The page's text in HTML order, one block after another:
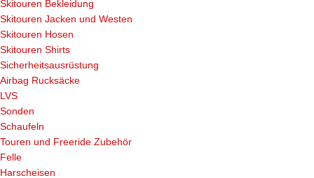
Skitouren Bekleidung
Skitouren Jacken und Westen
Skitouren Hosen
Skitouren Shirts
Sicherheitsausrüstung
Airbag Rucksäcke
LVS
Sonden
Schaufeln
Touren und Freeride Zubehör
Felle
Harscheisen